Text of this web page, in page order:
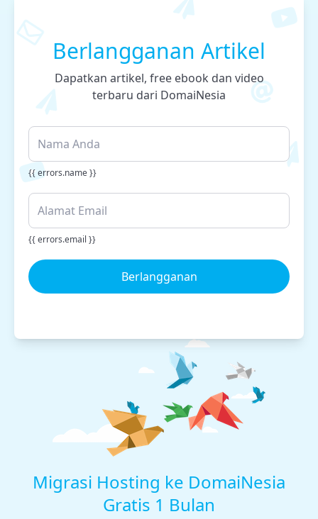
Berlangganan Artikel
Dapatkan artikel, free ebook dan video
terbaru dari DomaiNesia
{{ errors.name }}
{{ errors.email }}
Berlangganan
Migrasi Hosting ke DomaiNesia
Gratis 1 Bulan